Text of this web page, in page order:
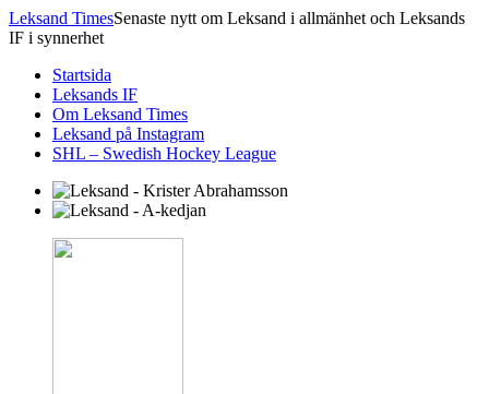
Leksand TimesSenaste nytt om Leksand i allmänhet och Leksands
IF i synnerhet
Startsida
Leksands IF
Om Leksand Times
Leksand på Instagram
SHL – Swedish Hockey League